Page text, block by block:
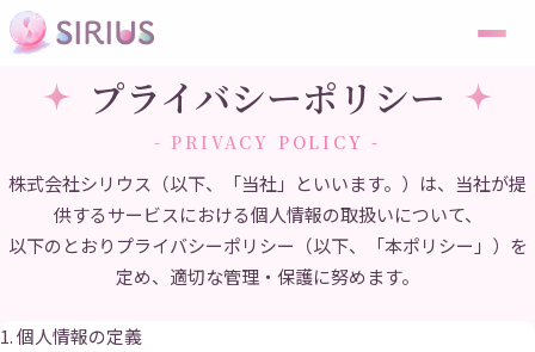
プライバシーポリシー
- PRIVACY POLICY -
株式会社シリウス（以下、「当社」といいます。）は、当社が提
供するサービスにおける個人情報の取扱いについて、
以下のとおりプライバシーポリシー（以下、「本ポリシー」）を
定め、適切な管理・保護に努めます。
1. 個人情報の定義